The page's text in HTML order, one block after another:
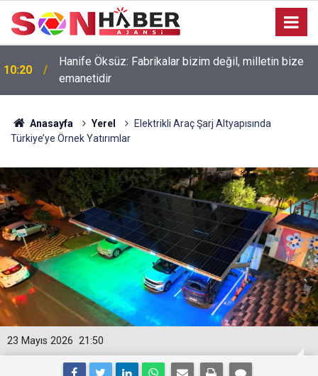
10:20
Hanife Öksüz: Fabrikalar bizim değil, milletin bize
emanetidir
Anasayfa Yerel
Elektrikli Araç Şarj Altyapısında
Türkiye’ye Örnek Yatırımlar
21:50
23 Mayıs 2026